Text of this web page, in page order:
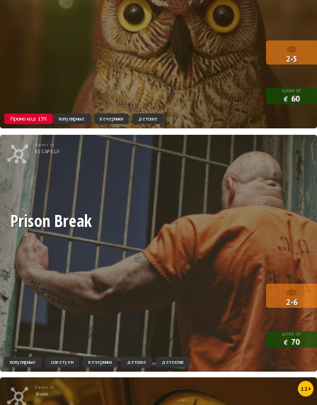
2-5
цена от
€ 60
Промо код 15% популярные вечеринки детские
Квест от
ESCAPE.LV
2-6
цена от
€ 70
Prison Break
популярные советуем вечеринки детские детектив
Квест от
Xroom
12+